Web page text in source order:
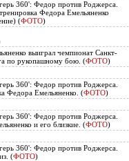
360': Федор против Роджерса.
Федора Емельяненко
(ФОТО)
выиграл чемпионат Санкт-
по рукопашному бою. (ФОТО)
360': Федор против Роджерса.
Федора Емельяненко. (ФОТО)
360': Федор против Роджерса.
и его близкие. (ФОТО)
360': Федор против Роджерса.
(ФОТО)